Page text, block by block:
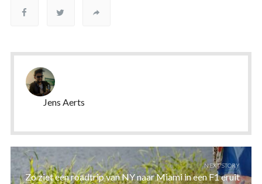
Jens Aerts
NEXT STORY
Zo ziet een roadtrip van NY naar Miami in een F1 eruit